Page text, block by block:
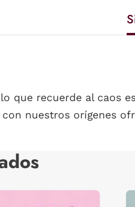
que recuerde al caos
nuestros orígenes